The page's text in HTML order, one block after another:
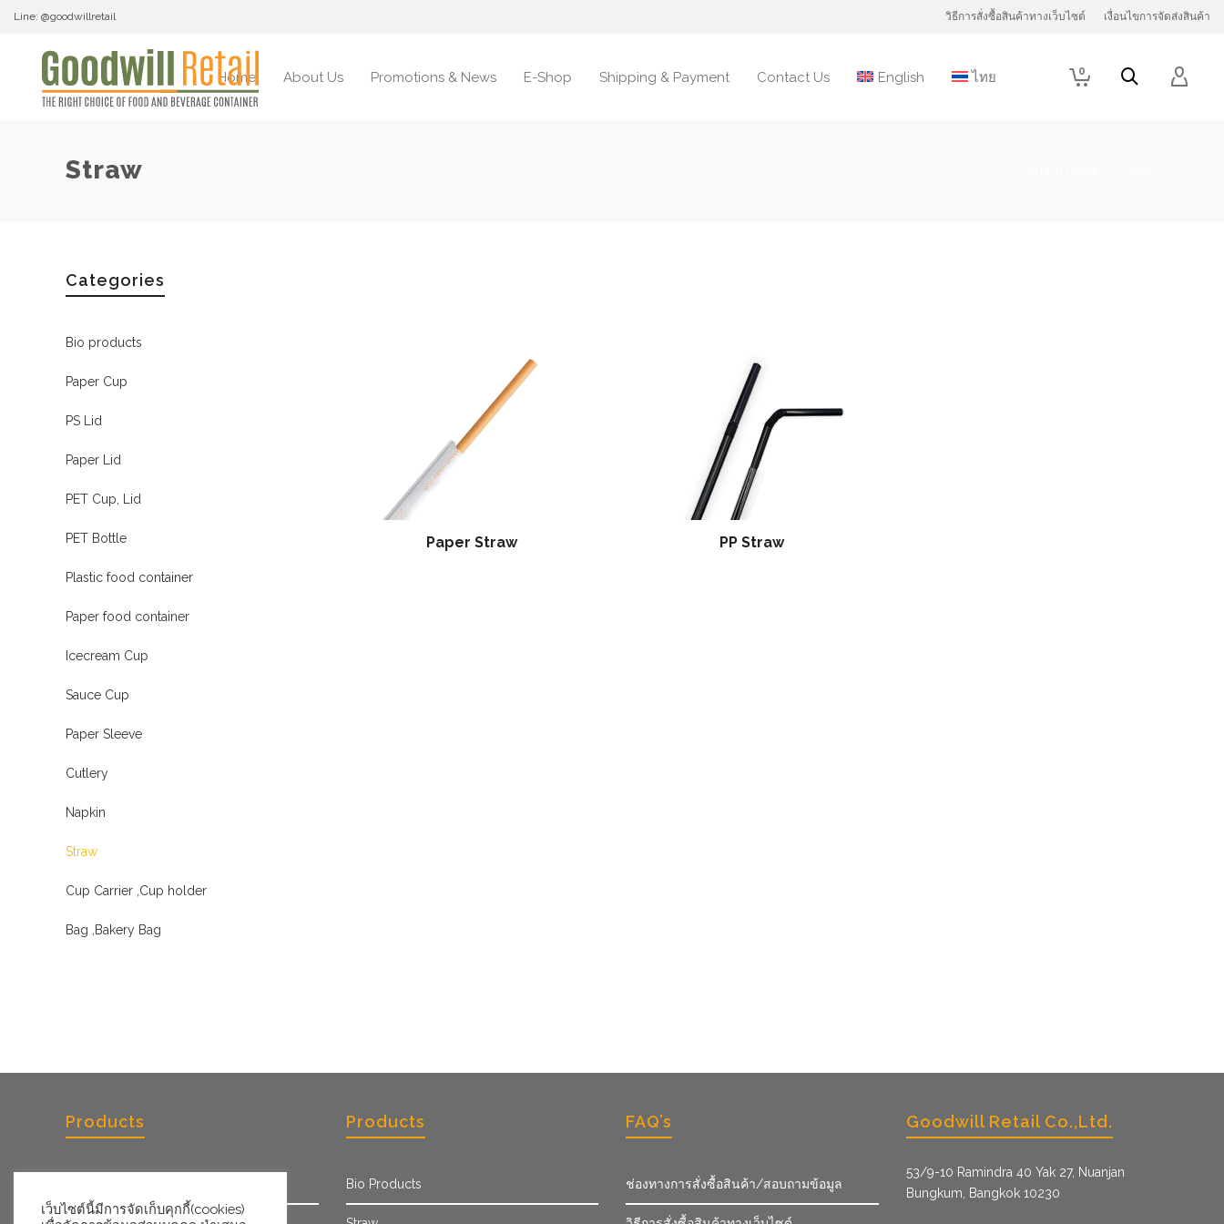
Line: @goodwillretail วิธีการสั่งซื้อสินค้าทางเว็บไซต์ เงื่อนไขการจัดส่งสินค้า
Home About Us Promotions & News E-Shop Shipping & Payment Contact Us English ไทย 0
Straw
Paper Straw PP Straw
Categories
Bio products
Paper Cup
PS Lid
Paper Lid
PET Cup, Lid
PET Bottle
Plastic food container
Paper food container
Icecream Cup
Sauce Cup
Paper Sleeve
Cutlery
Napkin
Straw
Cup Carrier ,Cup holder
Bag ,Bakery Bag
Products Products
Bio Products
FAQ’s
ช่องทางการสั่งซื้อสินค้า/สอบถามข้อมูล
Goodwill Retail Co.,Ltd.
53/9­-10 Ramindra 40 Yak 27, Nuanjan
Bungkum, Bangkok 10230
เว็บไซต์นี้มีการจัดเก็บคุกกี้(cookies)